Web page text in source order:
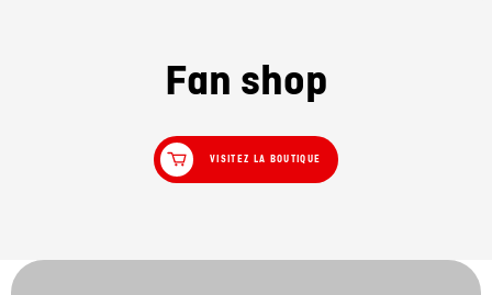
Fan shop
VISITEZ LA BOUTIQUE